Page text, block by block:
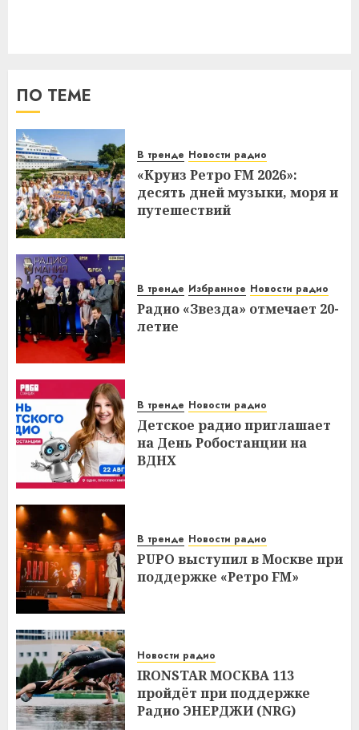
ПО ТЕМЕ
В тренде Новости радио
«Круиз Ретро FM 2026»:
десять дней музыки, моря и
путешествий
В тренде Избранное Новости радио
Радио «Звезда» отмечает 20-
летие
В тренде Новости радио
Детское радио приглашает
на День Робостанции на
ВДНХ
В тренде Новости радио
PUPO выступил в Москве при
поддержке «Ретро FM»
Новости радио
IRONSTAR МОСКВА 113
пройдёт при поддержке
Радио ЭНЕРДЖИ (NRG)